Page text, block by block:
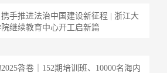
手推进法治中国建设新征程 | 浙江大
继续教育中心开工启新篇
答卷｜152期培训班、10000名海内